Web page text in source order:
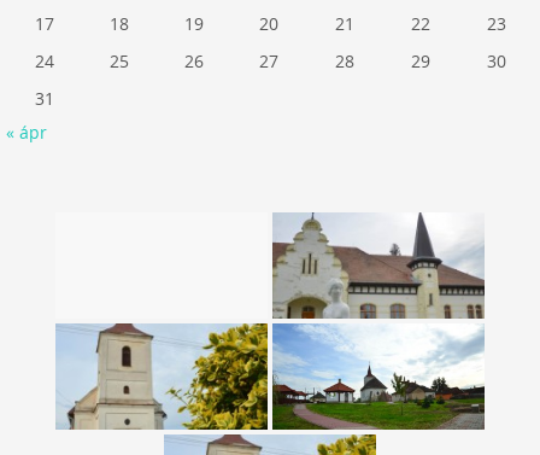
17
18 19 20 21 22
23
24
25 26 27 28 29
30
31
« ápr